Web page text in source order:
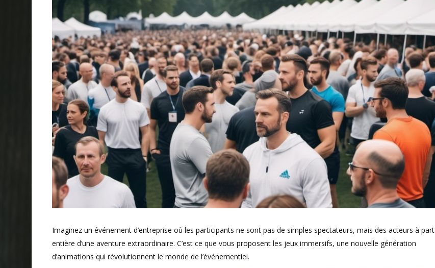
Imaginez un événement d’entreprise où les participants ne sont pas de simples spectateurs, mais des acteurs à part
entière d’une aventure extraordinaire. C’est ce que vous proposent les jeux immersifs, une nouvelle génération
d’animations qui révolutionnent le monde de l’événementiel.